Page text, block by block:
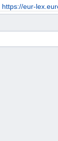
https://eur-